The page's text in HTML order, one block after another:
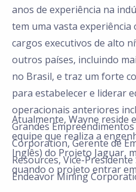
anos de experiência na
tem uma vasta experiência
cargos executivos de alto
outros países, incluindo
no Brasil, e traz um forte
para estabelecer e liderar
operacionais anteriores
Grandes
Corporation, Gerente de
Resources, Vice-
Endeavor Mining
Atualmente, Wayne reside
equipe que realiza a
Inglês) do Projeto Jaguar,
quando o projeto entrar